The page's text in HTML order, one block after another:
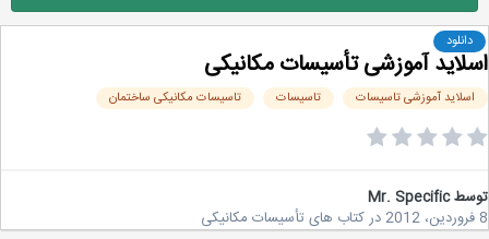
دانلود
آموزشی تأسیسات مکانیکی
آموزشی تاسیسات تاسیسات تاسیسات مکانیکی ساختمان
Mr. Specific
درکتاب های تأسیسات مکانیکی